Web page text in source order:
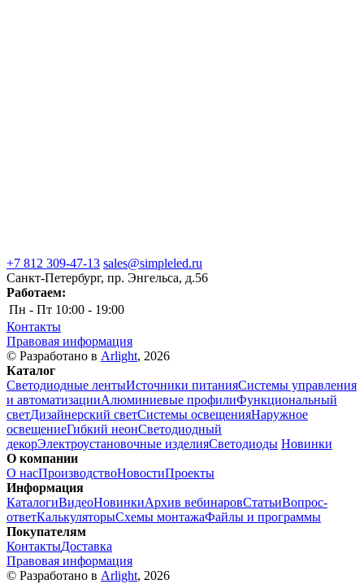
+7 812 309-47-13 sales@simpleled.ru
Санкт-Петербург, пр. Энгельса, д.56
Работаем:
Пн - Пт 10:00 - 19:00
Контакты
Правовая информация
© Разработано в Arlight, 2026
Каталог
Светодиодные лентыИсточники питанияСистемы управления
и автоматизацииАлюминиевые профилиФункциональный
светДизайнерский светСистемы освещенияНаружное
освещениеГибкий неонСветодиодный
декорЭлектроустановочные изделияСветодиоды Новинки
О компании
О насПроизводствоНовостиПроекты
Информация
КаталогиВидеоНовинкиАрхив вебинаровСтатьиВопрос-
ответКалькуляторыСхемы монтажаФайлы и программы
Покупателям
КонтактыДоставка
Правовая информация
© Разработано в Arlight, 2026